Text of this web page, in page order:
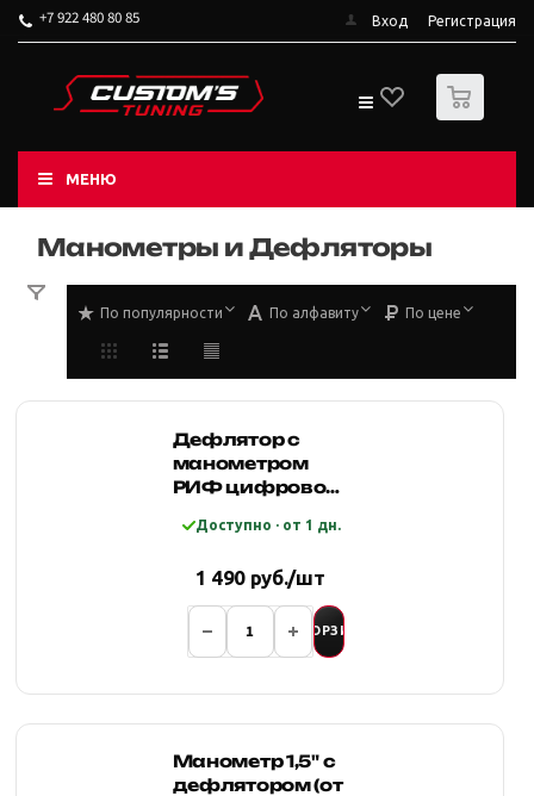
+7 922 480 80 85 Вход Регистрация
0
МЕНЮ
Манометры и Дефляторы
По популярности По алфавиту По цене
Дефлятор с
манометром
РИФ цифровой
от 0,3 до 14 атм
Доступно · от 1 дн.
1 490 руб./шт
В КОРЗИНУ
Манометр 1,5" с
дефлятором (от